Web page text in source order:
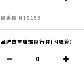
優惠價 NT$198
品牌皮革玻璃隨行杯(附吸管）